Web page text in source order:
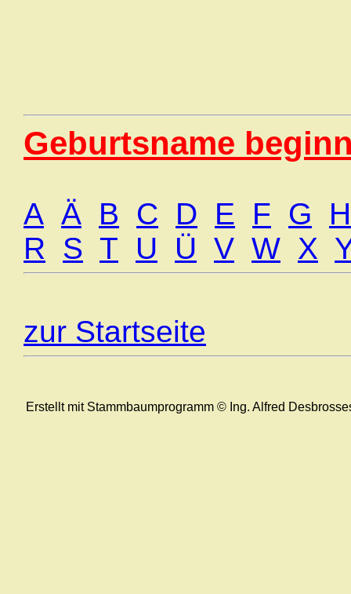
Geburtsname
A Ä B C D E F G
H
R
S T U Ü V W X
zur Startseite
Erstellt mit Stammbaumprogramm © Ing. Alfred